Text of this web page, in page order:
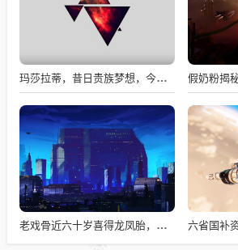
玛莎拉蒂，昔日贵族梦想，今日价格亲民触手可及
老戏骨近六十岁喜得龙凤胎，被误认作爷爷背后的故事揭秘